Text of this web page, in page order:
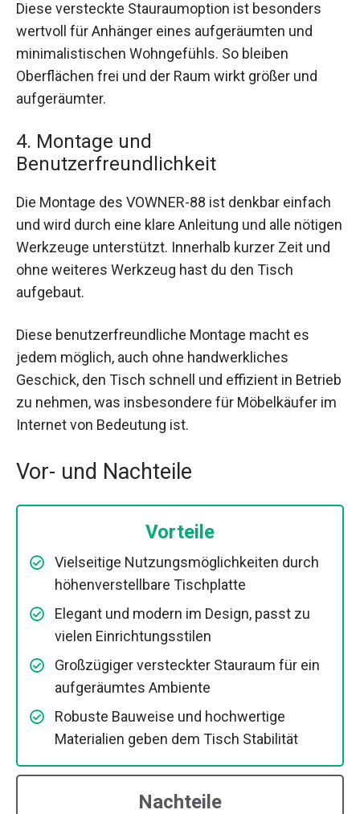
Diese versteckte Stauraumoption ist besonders
wertvoll für Anhänger eines aufgeräumten und
minimalistischen Wohngefühls. So bleiben
Oberflächen frei und der Raum wirkt größer und
aufgeräumter.
4. Montage und
Benutzerfreundlichkeit
Die Montage des VOWNER-88 ist denkbar einfach
und wird durch eine klare Anleitung und alle nötigen
Werkzeuge unterstützt. Innerhalb kurzer Zeit und
ohne weiteres Werkzeug hast du den Tisch
aufgebaut.
Diese benutzerfreundliche Montage macht es
jedem möglich, auch ohne handwerkliches
Geschick, den Tisch schnell und effizient in Betrieb
zu nehmen, was insbesondere für Möbelkäufer im
Internet von Bedeutung ist.
Vor- und Nachteile
Vorteile
Vielseitige Nutzungsmöglichkeiten durch
höhenverstellbare Tischplatte
Elegant und modern im Design, passt zu
vielen Einrichtungsstilen
Großzügiger versteckter Stauraum für ein
aufgeräumtes Ambiente
Robuste Bauweise und hochwertige
Materialien geben dem Tisch Stabilität
Nachteile